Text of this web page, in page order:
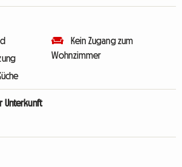
Kein Zugang zum
Wohnzimmer
Unterkunft